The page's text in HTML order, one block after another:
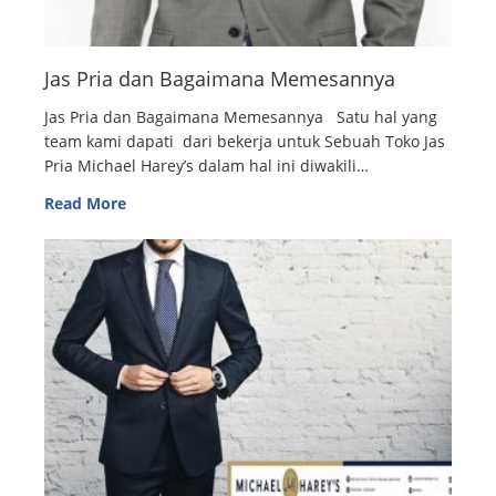
Jas Pria dan Bagaimana Memesannya
Jas Pria dan Bagaimana Memesannya Satu hal yang
team kami dapati dari bekerja untuk Sebuah Toko Jas
Pria Michael Harey’s dalam hal ini diwakili…
Read More